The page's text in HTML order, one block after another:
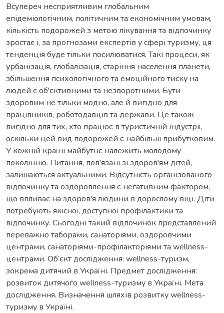
Всупереч несприятливим глобальним
епідеміологічним, політичним та економічним умовам,
кількість подорожей з метою лікування та відпочинку
зростає і, за прогнозами експертів у сфері туризму, ця
тенденція буде тільки посилюватися. Такі процеси, як
урбанізація, глобалізація, старіння населення планети,
збільшення психологічного та емоційного тиску на
людей є об'єктивними та незворотними. Бути
здоровим не тільки модно, але й вигідно для
працівників, роботодавців та держави. Це також
вигідно для тих, хто працює в туристичній індустрії,
оскільки цей вид подорожей є найбільш прибутковим.
У кожній країні майбутнє належить молодому
поколінню. Питання, пов'язані зі здоров'ям дітей,
залишаються актуальними. Відсутність організованого
відпочинку та оздоровлення є негативним фактором,
що впливає на здоров'я людини в дорослому віці. Діти
потребують якісної, доступної профілактики та
відпочинку. Сьогодні такий відпочинок представлений
переважно таборами, санаторіями, оздоровчими
центрами, санаторіями-профілакторіями та wellness-
центрами. Об’єкт дослідження: wellness-туризм,
зокрема дитячий в Україні. Предмет дослідження:
розвиток дитячого wellness-туризму в Україні. Мета
дослідження. Визначення шляхів розвитку wellness-
туризму в Україні.